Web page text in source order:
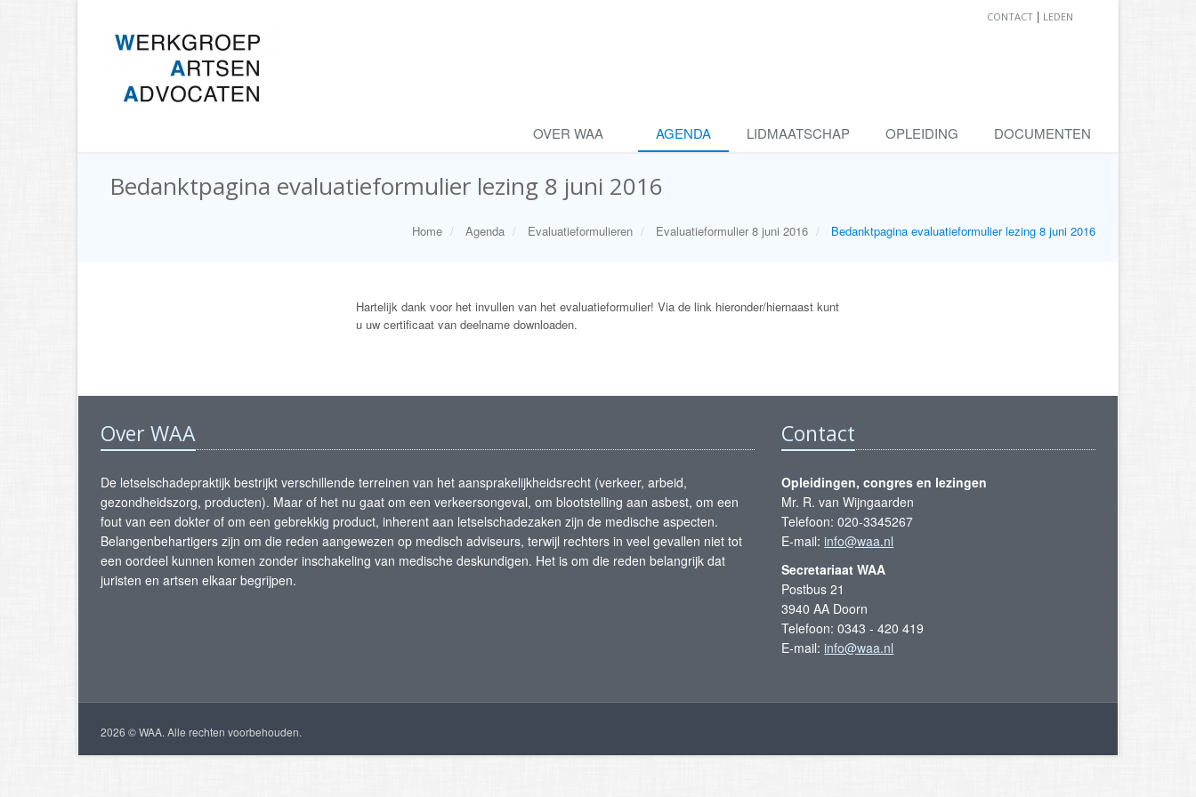
CONTACT | LEDEN
OVER WAA AGENDA LIDMAATSCHAP OPLEIDING DOCUMENTEN
Bedanktpagina evaluatieformulier lezing 8 juni 2016
Home Agenda Evaluatieformulieren Evaluatieformulier 8 juni 2016 Bedanktpagina evaluatieformulier lezing 8 juni 2016
Hartelijk dank voor het invullen van het evaluatieformulier! Via de link hieronder/hiernaast kunt
u uw certificaat van deelname downloaden.
Over WAA
De letselschadepraktijk bestrijkt verschillende terreinen van het aansprakelijkheidsrecht (verkeer, arbeid,
gezondheidszorg, producten). Maar of het nu gaat om een verkeersongeval, om blootstelling aan asbest, om een
fout van een dokter of om een gebrekkig product, inherent aan letselschadezaken zijn de medische aspecten.
Belangenbehartigers zijn om die reden aangewezen op medisch adviseurs, terwijl rechters in veel gevallen niet tot
een oordeel kunnen komen zonder inschakeling van medische deskundigen. Het is om die reden belangrijk dat
juristen en artsen elkaar begrijpen.
Contact
Opleidingen, congres en lezingen
Mr. R. van Wijngaarden
Telefoon: 020-3345267
E-mail:info@waa.nl
Secretariaat WAA
Postbus 21
3940 AA Doorn
Telefoon: 0343 - 420 419
E-mail:info@waa.nl
2026 © WAA. Alle rechten voorbehouden.